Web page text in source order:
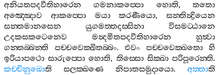
අනියතපදවීතිහාරෙන
ගමනාකප‍්පො හොති,තතො
අඤ‍්ඤොව
ආකප‍්පො මයා කරණීයො, සන‍්තින්‍ද්‍රියෙන
සන‍්තමානසෙන
යුගමත‍්තදස‍්සිනා
විසමට‍්ඨානෙ
උදකසකටෙනෙව
මන්‍දමිතපදවීතිහාරෙන
හුත්‍වා
ගන‍්තබ‍්බන‍්ති
පච‍්චවෙක‍්ඛිතබ‍්බං. එවං පච‍්චවෙක‍්ඛතො
හි
ඉරියාපථො සාරුප‍්පො හොති, තිස‍්සො සික‍්ඛා පරිපූරෙන‍්ති.
කච‍්චිනුඛොති සලක‍්ඛණෙ නිපාතසමුදායො. අත‍්තාති